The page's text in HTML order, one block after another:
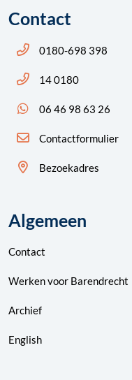
Contact
Bel ons: 14 0180
0180-698 398
Bel ons: 14 0180
14 0180
App ons: 06 46 98 63 26
06 46 98 63 26
Contactformulier
Bezoekadres
Algemeen
Contact
Werken voor Barendrecht
Archief
English